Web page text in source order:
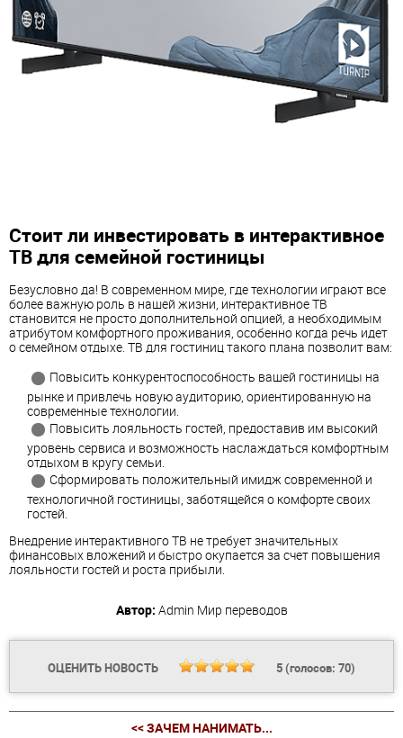
Стоит ли инвестировать в интерактивное
ТВ для семейной гостиницы
Безусловно да! В современном мире, где технологии играют все
более важную роль в нашей жизни, интерактивное ТВ
становится не просто дополнительной опцией, а необходимым
атрибутом комфортного проживания, особенно когда речь идет
о семейном отдыхе. ТВ для гостиниц такого плана позволит вам:
Повысить конкурентоспособность вашей гостиницы на
рынке и привлечь новую аудиторию, ориентированную на
современные технологии.
Повысить лояльность гостей, предоставив им высокий
уровень сервиса и возможность наслаждаться комфортным
отдыхом в кругу семьи.
Сформировать положительный имидж современной и
технологичной гостиницы, заботящейся о комфорте своих
гостей.
Внедрение интерактивного ТВ не требует значительных
финансовых вложений и быстро окупается за счет повышения
лояльности гостей и роста прибыли.
Автор: Admin Мир переводов
ОЦЕНИТЬ НОВОСТЬ 5(голосов: 70)
<< ЗАЧЕМ НАНИМАТЬ...